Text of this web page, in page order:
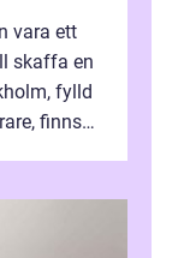
vara ett
skaffa en
fylld
finns